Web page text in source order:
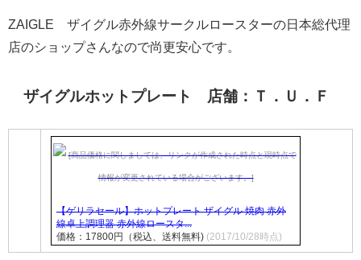
ZAIGLE ザイグル赤外線サークルロースターの日本総代理
店のショップさんなので尚更安心です。
ザイグルホットプレート 店舗：Ｔ．Ｕ．Ｆ
【ゲリラセール】ホットプレート ザイグル 焼肉 赤外
線卓上調理器 赤外線ロースタ...
価格：17800円（税込、送料無料) (2017/10/28時点)